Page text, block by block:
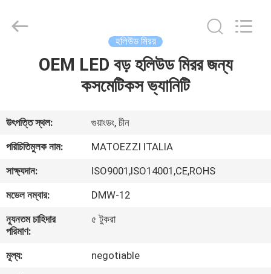
ভিডিও
VR
প্রদর্শন
আমাদের
সম্পর্কে
Furniture
হলিউড মিরর
OEM LED বড় হলিউড মিরর জন্য
কসমেটিকস ভ্যানিটি
উৎপত্তি স্থল:
গুয়াংডং, চীন
পরিচিতিমুলক নাম:
MATOEZZI ITALIA
সাক্ষ্যদান:
ISO9001,ISO14001,CE,ROHS
মডেল নম্বার:
DMW-12
ন্যূনতম চাহিদার
পরিমাণ:
৫ টুকরা
মূল্য:
negotiable